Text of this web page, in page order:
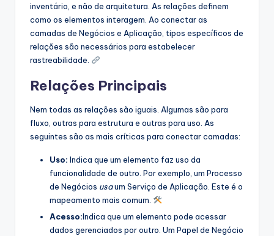
inventário, e não de arquitetura. As relações definem
como os elementos interagem. Ao conectar as
camadas de Negócios e Aplicação, tipos específicos de
relações são necessários para estabelecer
rastreabilidade.
Relações Principais
Nem todas as relações são iguais. Algumas são para
fluxo, outras para estrutura e outras para uso. As
seguintes são as mais críticas para conectar camadas:
Uso: Indica que um elemento faz uso da
funcionalidade de outro. Por exemplo, um Processo
de Negócios usaum Serviço de Aplicação. Este é o
mapeamento mais comum.
Acesso:Indica que um elemento pode acessar
dados gerenciados por outro. Um Papel de Negócio